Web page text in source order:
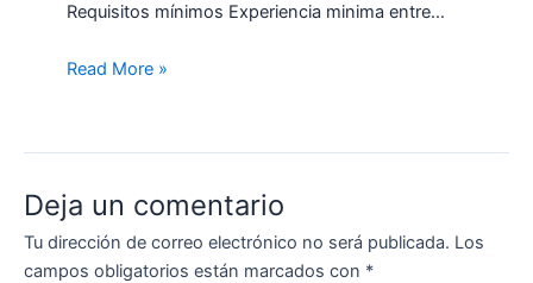
Requisitos mínimos Experiencia minima entre…
Read More »
Deja un comentario
Tu dirección de correo electrónico no será publicada. Los
campos obligatorios están marcados con *